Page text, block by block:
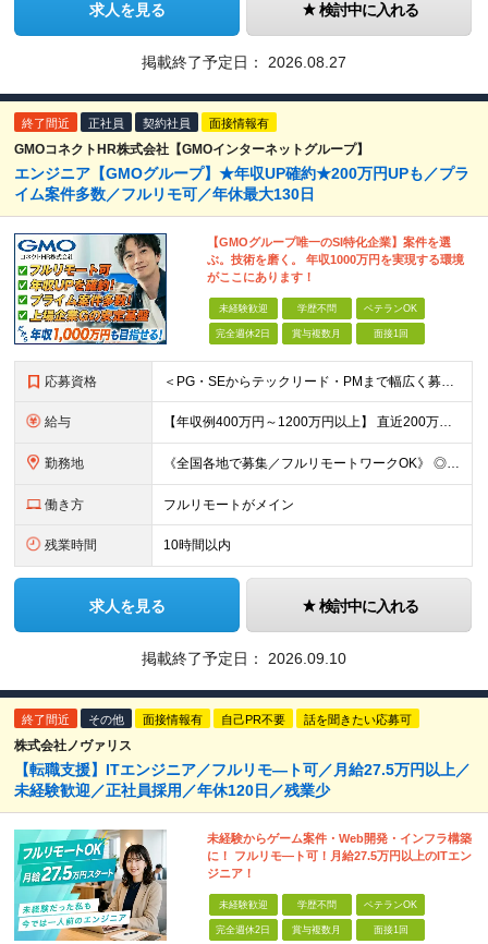
求人を見る 検討中に入れる
掲載終了予定日： 2026.08.27
終了間近 正社員 契約社員 面接情報有
GMOコネクトHR株式会社【GMOインターネットグループ】
エンジニア【GMOグループ】★年収UP確約★200万円UPも／プラ
イム案件多数／フルリモ可／年休最大130日
【GMOグループ唯一のSI特化企業】案件を選
ぶ。技術を磨く。 年収1000万円を実現する環境
がここにあります！
未経験歓迎 学歴不問 ベテランOK
完全週休2日 賞与複数月 面接1回
応募資格 ＜PG・SEからテックリード・PMまで幅広く募集！＞ ◎学歴不問、エンジニアとしての何らかの実務経験（年数不問） └これから自立を目指す方も！ ◎社会人経験が豊富な方も大歓迎！ └10年以上の経験者
給与 【年収例400万円～1200万円以上】 直近200万円UPした例もあり！ ＜月給例＞ ・経験18年以上：月給100万円～＋決算賞与 ・経験12年以上：月給80万円～＋決算賞与 ・経験8年以上：月給5
勤務地 《全国各地で募集／フルリモートワークOK》 ◎ご自宅から参画できるプロジェクトをご用意します！ ◎転居を伴う転勤はありません ※北海道から沖縄まで、全国各地にお住まいのエンジニアを歓迎！ ※職種・経
働き方 フルリモートがメイン
残業時間 10時間以内
求人を見る 検討中に入れる
掲載終了予定日： 2026.09.10
終了間近 その他 面接情報有 自己PR不要 話を聞きたい応募可
株式会社ノヴァリス
【転職支援】ITエンジニア／フルリモ―ト可／月給27.5万円以上／
未経験歓迎／正社員採用／年休120日／残業少
未経験からゲーム案件・Web開発・インフラ構築
に！ フルリモ―ト可！月給27.5万円以上のITエン
ジニア！
未経験歓迎 学歴不問 ベテランOK
完全週休2日 賞与複数月 面接1回